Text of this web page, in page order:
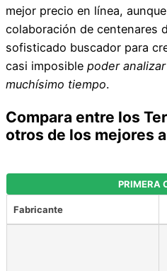
mejor precio en línea,
colaboración de centenares
sofisticado buscador para
casi imposible poder
muchísimo tiempo.
Compara entre los
otros de los mejores
PRIMERA
Fabricante